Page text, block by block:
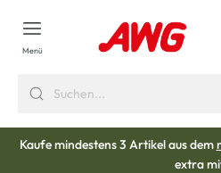
springen
Menü
Kaufe mindestens 3 Artikel aus dem
extra